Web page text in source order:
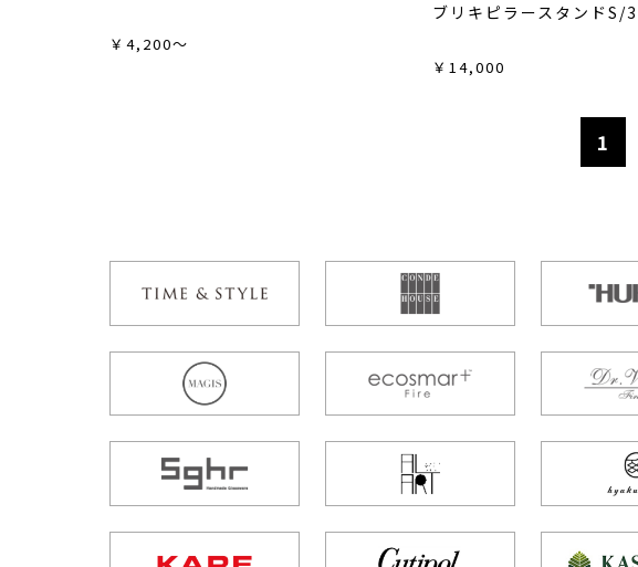
￥4,200～
ブリキピラースタンドS/3
￥14,000
1